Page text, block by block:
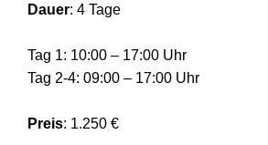
Dauer: 4 Tage
Tag 1: 10:00 – 17:00 Uhr
Tag 2-4: 09:00 – 17:00 Uhr
Preis: 1.250 €